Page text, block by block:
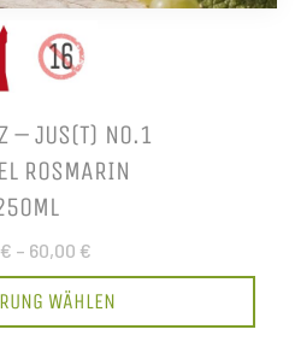
– JUS(T) NO.1
ROSMARIN
– 60,00 €
WÄHLEN